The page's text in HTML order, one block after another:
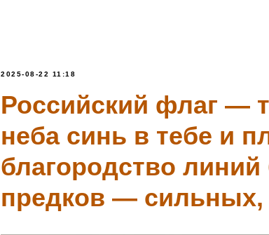
2025-08-22 11:18
Российский флаг —
неба синь в тебе и
благородство
предков —